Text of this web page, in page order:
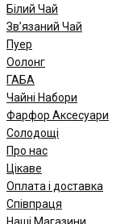
Білий Чай
Зв’язаний Чай
Пуер
Oолонг
ГАБА
Чайні Набори
Фарфор Аксесуари
Солодощі
Про нас
Цікаве
Оплата і доставка
Співпраця